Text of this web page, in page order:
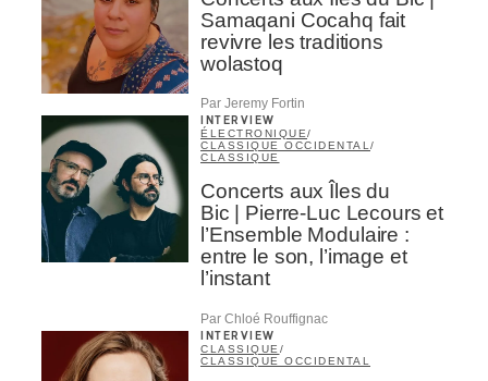
Samaqani Cocahq fait
revivre les traditions
wolastoq
Par Jeremy Fortin
INTERVIEW
ÉLECTRONIQUE/
CLASSIQUE OCCIDENTAL /
CLASSIQUE
Concerts aux Îles du
Bic | Pierre-Luc Lecours et
l’Ensemble Modulaire :
entre le son, l’image et
l’instant
Par Chloé Rouffignac
INTERVIEW
CLASSIQUE /
CLASSIQUE OCCIDENTAL